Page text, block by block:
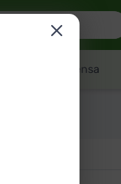
Despensa